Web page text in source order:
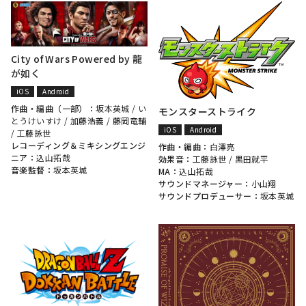
City of Wars Powered by 龍
が如く
iOS Android
作曲・編曲（一部）：坂本英城 / い
とうけいすけ / 加藤浩義 / 藤岡竜輔
/ 工藤詠世
レコーディング＆ミキシングエンジ
ニア：込山拓哉
音楽監督：坂本英城
モンスターストライク
iOS Android
作曲・編曲： 白澤亮
効果音： 工藤詠世 / 黒田就平
MA：込山拓哉
サウンドマネージャー： 小山翔
サウンドプロデューサー：坂本英城